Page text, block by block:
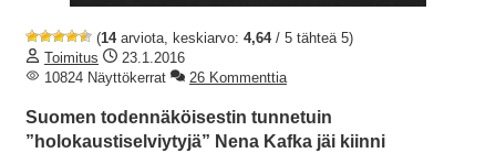
(14arviota, keskiarvo: 4,64/ 5 tähteä 5)
Toimitus
23.1.2016
10824 Näyttökerrat
26 Kommenttia
Suomen todennäköisestin tunnetuin
”holokaustiselviytyjä” Nena Kafka jäi kiinni